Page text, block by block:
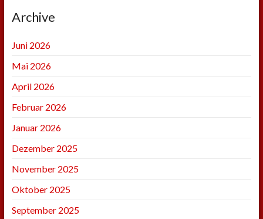
Archive
Juni 2026
Mai 2026
April 2026
Februar 2026
Januar 2026
Dezember 2025
November 2025
Oktober 2025
September 2025